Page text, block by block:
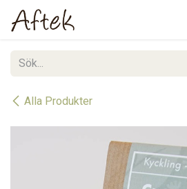
Hoppa till innehåll
Alla Produkter